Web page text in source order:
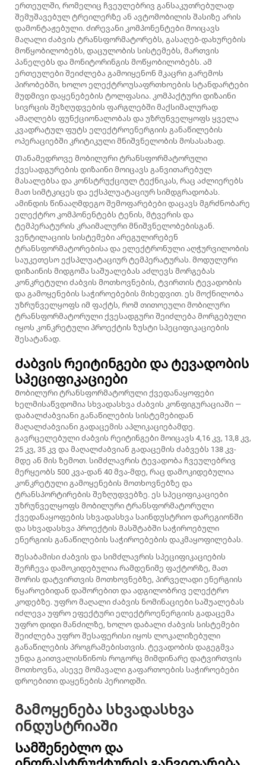
ერთეულში, რომელიც ჩვეულებრივ განსაკუთრებულად
შემუშავებულ ტრეილერზე ან ავტომობილის შასიზე არის
დამონტაჟებული. ძირევანი კომპონენტები მოიცავს
მაღალი ძაბვის ტრანსფორმატორებს, გასაღებ-დახურების
მოწყობილობებს, დაცულობის სისტემებს, მართვის
პანელებს და მონიტორინგის მოწყობილობებს. ამ
ერთეულები შეიძლება გამოიყენონ მკაცრი გარემოს
პირობებში, ხოლო ელექტროუსაფრთხოების სტანდარტები
მუდმივი დაყენებების ტოლფასია. კომპაქტური დიზაინი
სივრცის შეზღუდვების ფარგლებში მაქსიმალურად
ამაღლებს ფუნქციონალობას და უზრუნველყოფს ყველა
კვადრატულ ფუტს ელექტროენერგიის განაწილების
ოპერაციებში კრიტიკული მნიშვნელობის მოსასახად.
Თანამედროვე მობილური ტრანსფორმატორული
ქვესადგურების დიზაინი მოიცავს განვითარებულ
მასალებსა და კონსტრუქციულ ტექნიკას, რაც აძლიერებს
მათ სიმტკიცეს და ექსპლუატაციურ სიმდგრადობას.
ამინდის წინააღმდეგო შემოფარებები დაცავს მგრძნობარე
ელექტრო კომპონენტებს ტენის, მტვერის და
ტემპერატურის კრაიმალური მნიშვნელობებისგან.
ვენტილაციის სისტემები არეგულირებენ
ტრანსფორმატორებისა და ელექტრონული აღჭურვილობის
საუკეთესო ექსპლუატაციურ ტემპერატურას. მოდულური
დიზაინის მიდგომა საშუალებას აძლევს მორგებას
კონკრეტული ძაბვის მოთხოვნების, ტვირთის ტევადობის
და გამოყენების საჭიროებების მიხედვით. ეს მოქნილობა
უზრუნველყოფს იმ ფაქტს, რომ თითოეული მობილური
ტრანსფორმატორული ქვესადგური შეიძლება მორგებული
იყოს კონკრეტული პროექტის ზუსტი სპეციფიკაციების
შესატანად.
Ძაბვის რეიტინგები და ტევადობის
სპეციფიკაციები
Მობილური ტრანსფორმატორული ქვედანაყოფები
ხელმისაწვდომია სხვადასხვა ძაბვის კონფიგურაციაში —
დაბალძაბვიანი განაწილების სისტემებიდან
მაღალძაბვიანი გადაცემის აპლიკაციებამდე.
გავრცელებული ძაბვის რეიტინგები მოიცავს 4,16 კვ, 13,8 კვ,
25 კვ, 35 კვ და მაღალძაბვიან გადაცემის ძაბვებს 138 კვ-
მდე ან მის ზემოთ. სიმძლავრის ტევადობა ჩვეულებრივ
მერყეობს 500 კვა-დან 40 მვა-მდე, რაც დამოკიდებულია
კონკრეტული გამოყენების მოთხოვნებზე და
ტრანსპორტირების შეზღუდვებზე. ეს სპეციფიკაციები
უზრუნველყოფს მობილური ტრანსფორმატორული
ქვედანაყოფების სხვადასხვა საინდუსტრიო დარეგიონში
და სხვადასხვა პროექტის მასშტაბში საჭიროებული
ენერგიის განაწილების საჭიროებების დაკმაყოფილებას.
Შესაბამისი ძაბვის და სიმძლავრის სპეციფიკაციების
შერჩევა დამოკიდებულია რამდენიმე ფაქტორზე, მათ
შორის დატვირთვის მოთხოვნებზე, პირველადი ენერგიის
წყაროებიდან დაშორებით და ადგილობრივ ელექტრო
კოდებზე. უფრო მაღალი ძაბვის ნომინაციები საშუალებას
იძლევა უფრო ეფექტური ელექტროენერგიის გადაცემა
უფრო დიდი მანძილზე, ხოლო დაბალი ძაბვის სისტემები
შეიძლება უფრო შესაფერისი იყოს ლოკალიზებული
განაწილების პროგრამებისთვის. ტევადობის დაგეგმვა
უნდა გაითვალისწინოს როგორც მიმდინარე დატვირთვის
მოთხოვნა, ასევე მომავალი გაფართოების საჭიროებები
დროებითი დაყენების პერიოდში.
Გამოყენება სხვადასხვა
ინდუსტრიაში
Სამშენებლო და